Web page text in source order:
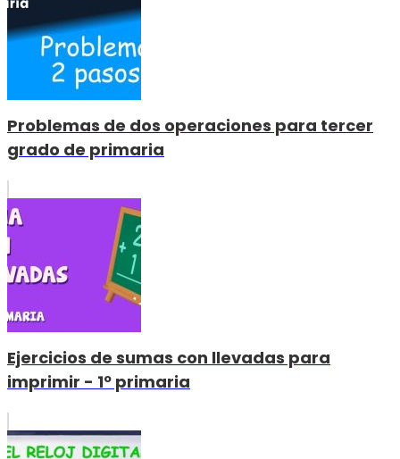
Problemas de dos operaciones para tercer
grado de primaria
Ejercicios de sumas con llevadas para
imprimir - 1º primaria